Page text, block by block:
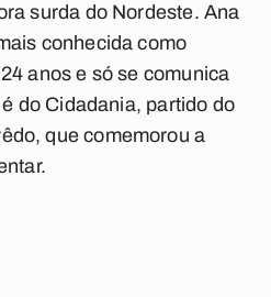
surda do Nordeste. Ana
conhecida como
anos e só se comunica
do Cidadania, partido do
que comemorou a